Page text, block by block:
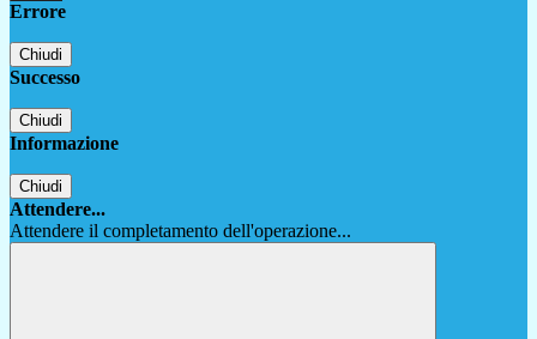
Errore
Chiudi
Successo
Chiudi
Informazione
Chiudi
Attendere...
Attendere il completamento dell'operazione...